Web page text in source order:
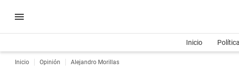
Inicio Política
Inicio Opinión Alejandro Morillas